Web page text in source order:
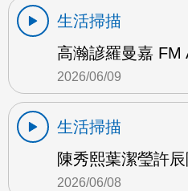
生活掃描
高瀚諺羅曼嘉 FM
2026/06/09
生活掃描
陳秀熙葉潔瑩許
2026/06/08